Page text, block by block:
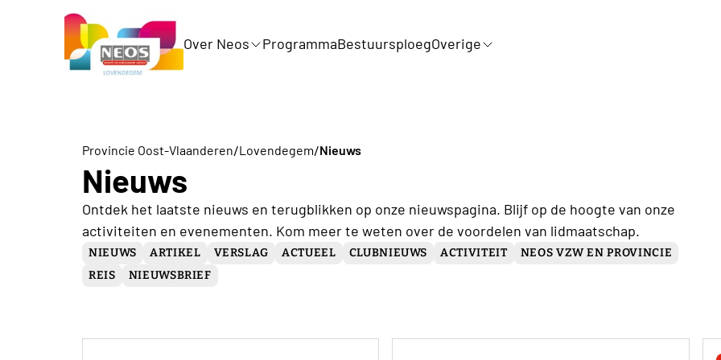
Over Neos ProgrammaBestuursploegOverige
Provincie Oost-Vlaanderen/Lovendegem/Nieuws
Nieuws
Ontdek het laatste nieuws en terugblikken op onze nieuwspagina. Blijf op de hoogte van onze
activiteiten en evenementen. Kom meer te weten over de voordelen van lidmaatschap.
NIEUWS ARTIKEL VERSLAG ACTUEEL CLUBNIEUWS ACTIVITEIT
NEOS VZW EN PROVINCIE
REIS
NIEUWSBRIEF